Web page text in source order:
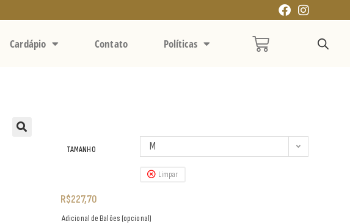
Cardápio Contato Políticas
TAMANHO M
Limpar
R$227,70
Adicional de Balões (opcional)